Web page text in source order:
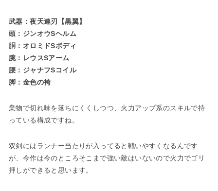
武器：夜天連刃【黒翼】
頭：ジンオウSヘルム
胴：オロミドSボディ
腕：レウスSアーム
腰：ジャナフSコイル
脚：金色の袴
業物で切れ味を落ちにくくしつつ、火力アップ系のスキルで持
っている構成ですね。
双剣にはランナー当たりが入ってると戦いやすくなるんです
が、今作は今のところそこまで強い敵はいないので火力でゴリ
押しができると思います。